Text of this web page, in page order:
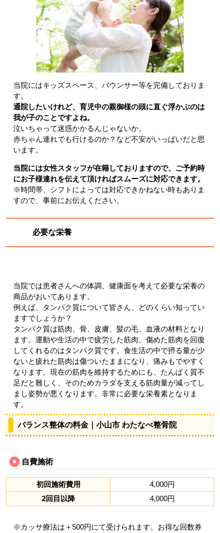
当院にはキッズスペース、バウンサー等を完備しておりま
す。
通院したいけれど、育児中の親御様の頭に直ぐ浮かぶのは
我が子のことですよね。
泣いちゃって迷惑かかるんじゃないか。
赤ちゃん連れでも行けるのか？など不安がいっぱいだと思
います。
当院には女性スタッフが在籍しておりますので、ご予約時
にお子様連れを伝えて頂ければスムーズに対応できます。
※時間帯、シフトによっては対応できかねない時もありま
すので、事前にお伝えください。
必要な栄養
当院では患者さんへの体調、健康面を考えて必要な栄養の
商品がおいてあります。
例えば、タンパク質について皆さん、どのくらい知ってい
ますでしょうか？
タンパク質は筋肉、骨、皮膚、髪の毛、血液の材料となり
ます。運動や生活の中で疲労した筋肉、傷めた筋肉を回復
してくれるのはタンパク質です。食生活の中で摂る量が少
ないと疲れた筋肉は傷ついたままになり、痛みもでやすく
なります。現在の筋肉を維持するためにも、たんぱく質不
足だと難しく、そのためカラダを支える筋肉量が減ってし
まし姿勢が悪くなります。非常に必要な栄養素となりま
す。
バランス整体の料金｜小山市 わたなべ整骨院
自費施術
初回施術費用
4,000円
2回目以降
4,000円
※カッサ療法は＋500円にて受けられます。お得な回数券